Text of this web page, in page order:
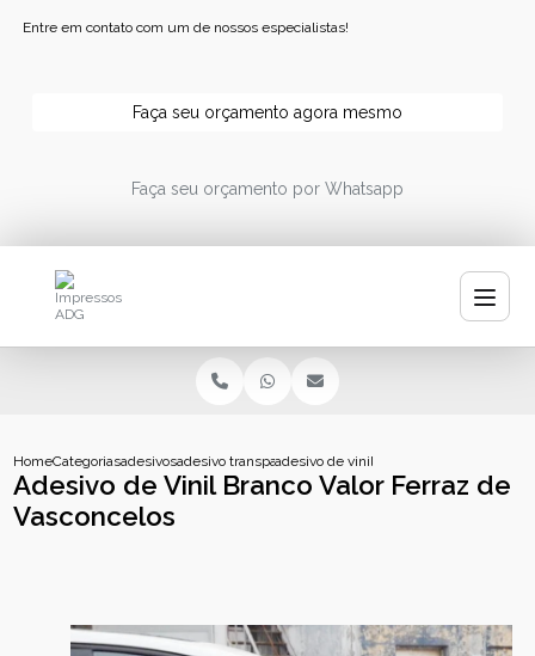
Entre em contato com um de nossos especialistas!
Faça seu orçamento agora mesmo
Faça seu orçamento por Whatsapp
HomeCategoriasadesivosadesivo transparente personalizado
adesivo de vinil branco valor ferraz de
Adesivo de Vinil Branco Valor Ferraz de
Vasconcelos